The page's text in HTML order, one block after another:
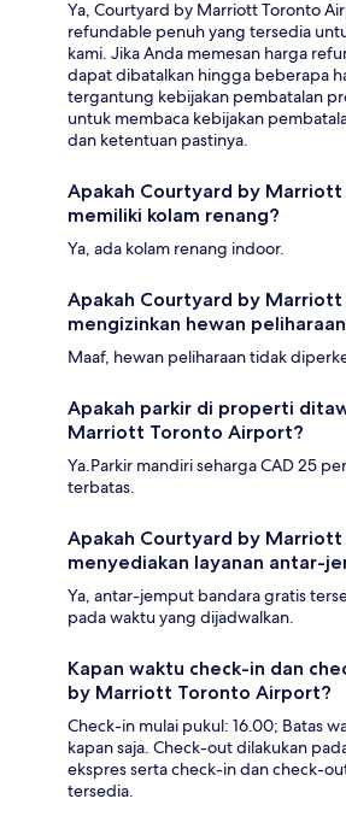
Ya, Courtyard by Marriott Toronto
refundable penuh yang tersedia
kami. Jika Anda memesan harga
dapat dibatalkan hingga beberapa
tergantung kebijakan pembatalan
untuk membaca kebijakan
dan ketentuan pastinya.
Apakah Courtyard by
memiliki kolam renang?
Ya, ada kolam renang indoor.
Apakah Courtyard by
mengizinkan hewan
Maaf, hewan peliharaan tidak
Apakah parkir di properti
Marriott Toronto Airport?
Ya.Parkir mandiri seharga CAD 25
terbatas.
Apakah Courtyard by
menyediakan layanan antar-
Ya, antar-jemput bandara gratis
pada waktu yang dijadwalkan.
Kapan waktu check-in dan
by Marriott Toronto Airport?
Check-in mulai pukul: 16.00; Batas
kapan saja. Check-out dilakukan
ekspres serta check-in dan check-
tersedia.